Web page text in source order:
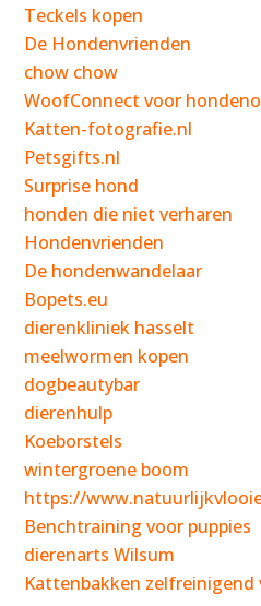
Teckels kopen
De Hondenvrienden
chow chow
WoofConnect voor
Katten-fotografie.nl
Petsgifts.nl
Surprise hond
honden die niet verharen
Hondenvrienden
De hondenwandelaar
Bopets.eu
dierenkliniek hasselt
meelwormen kopen
dogbeautybar
dierenhulp
Koeborstels
wintergroene boom
https://
Benchtraining voor puppies
dierenarts Wilsum
Kattenbakken zelfreinigend